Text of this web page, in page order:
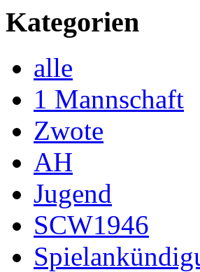
Kategorien
alle
1 Mannschaft
Zwote
AH
Jugend
SCW1946